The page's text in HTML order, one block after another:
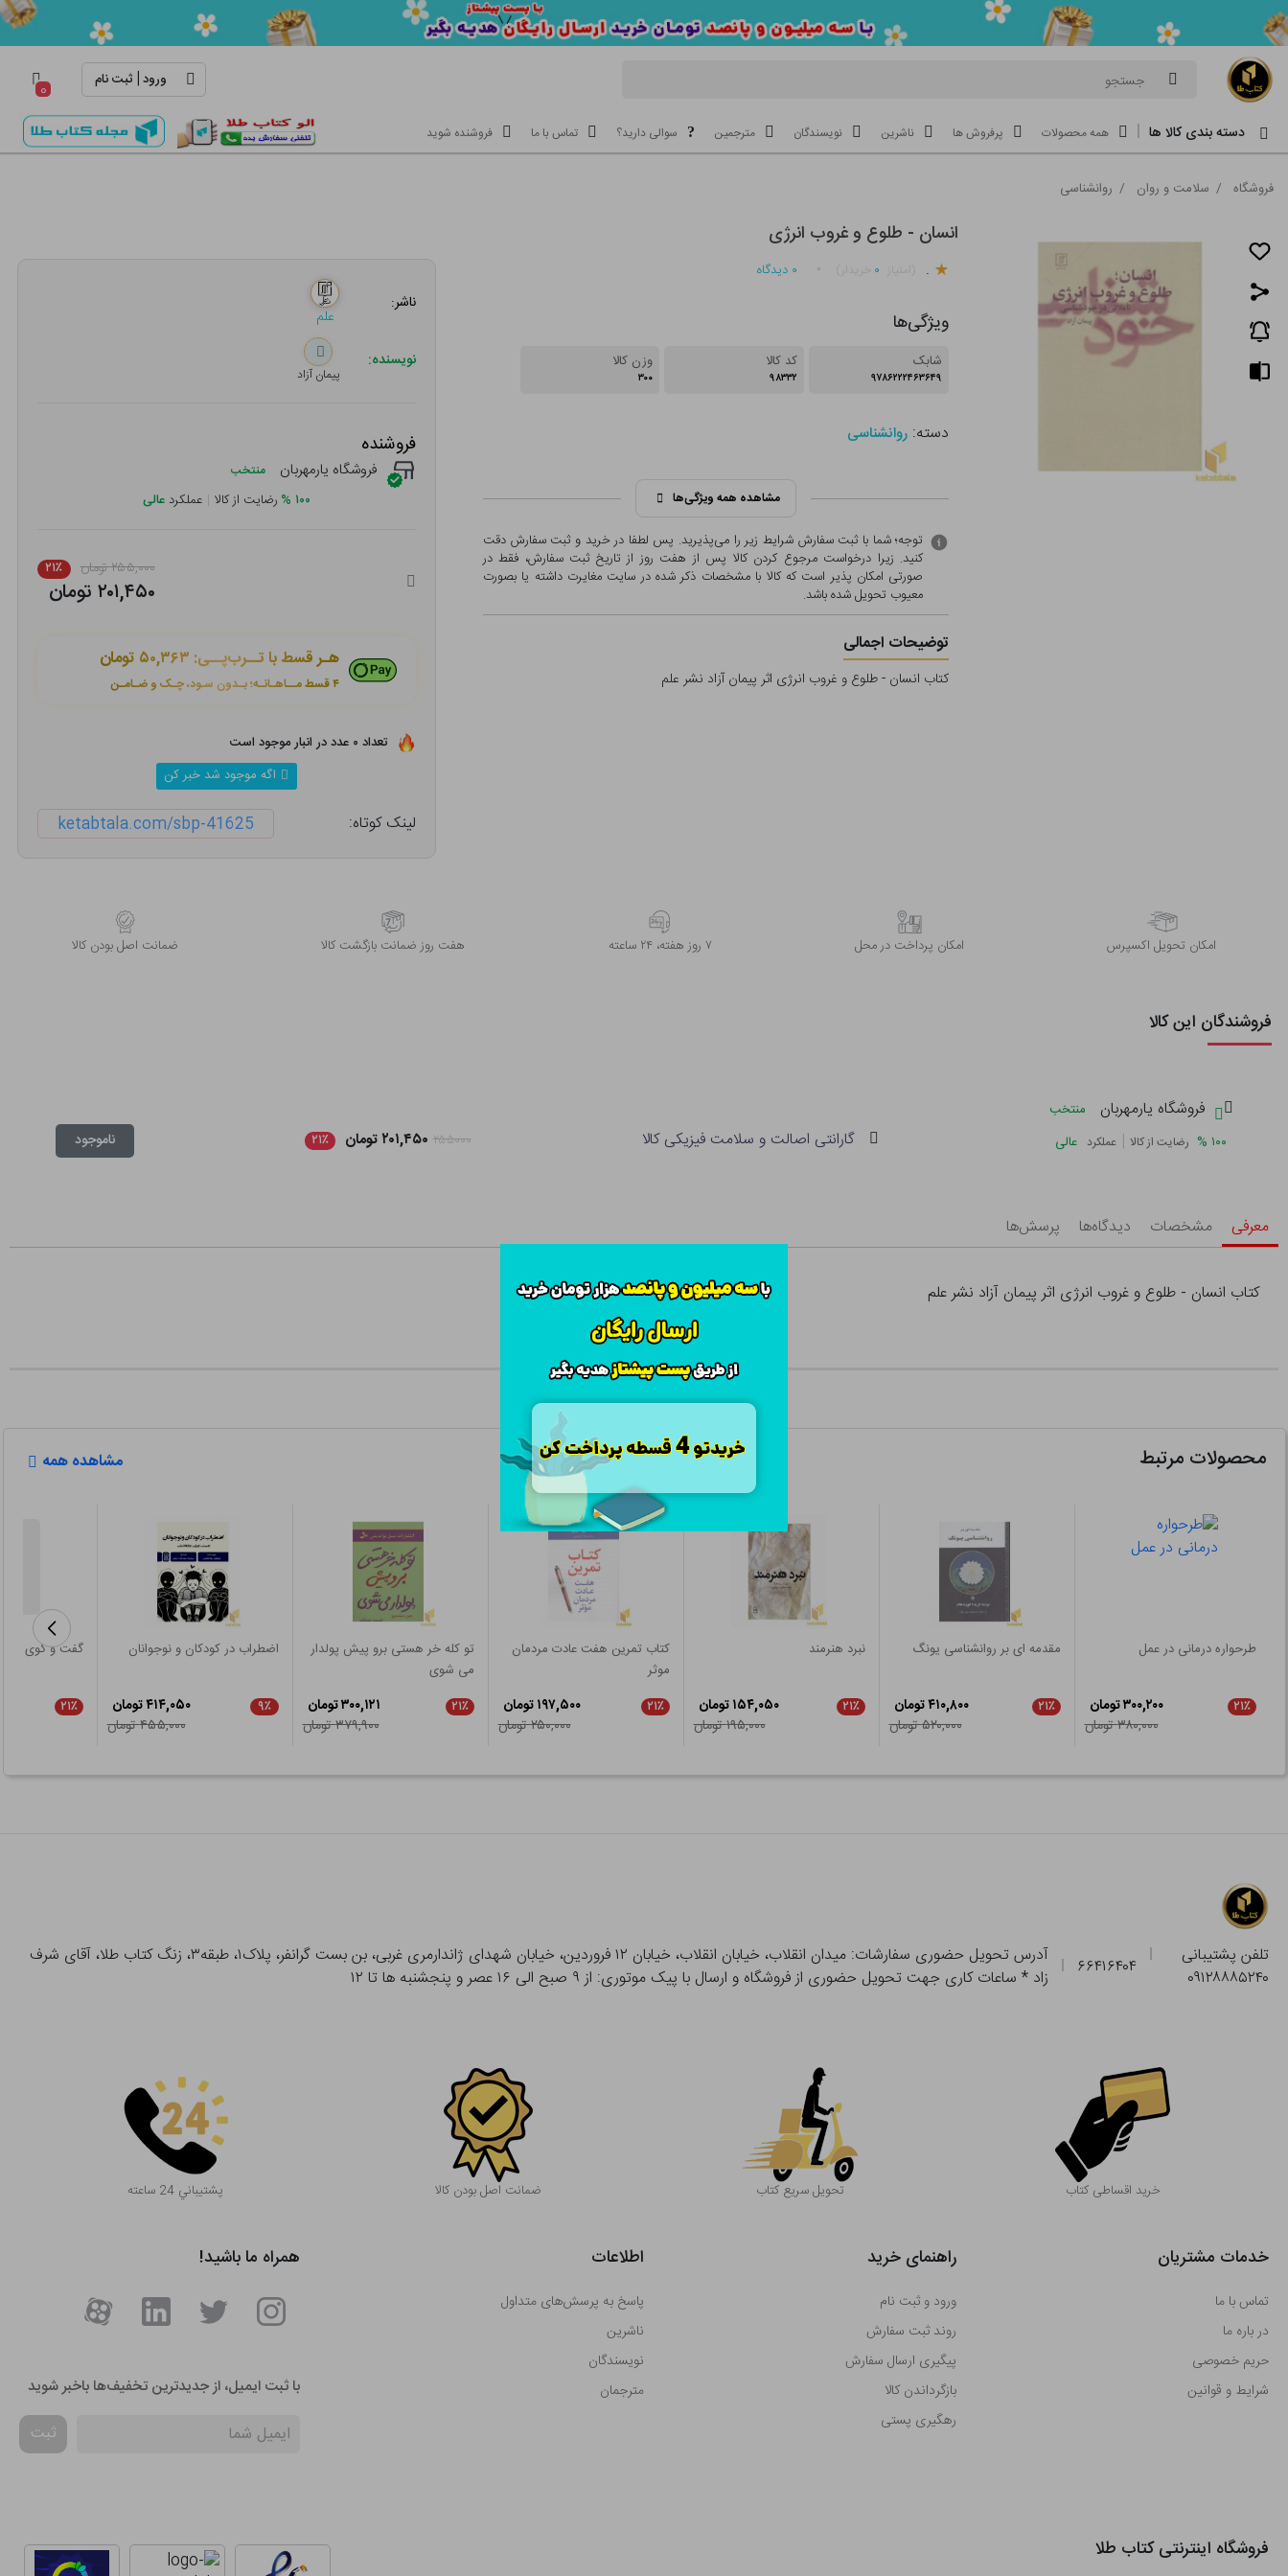
جستجو ورود| ثبت نام ۰
دسته بندی کالا ها همه محصولات پرفروش ها ناشرین نویسندگان مترجمین سوالی دارید؟ تماس با ما فروشنده شوید
فروشگاه / سلامت و روان / روانشناسی
انسان - طلوع و غروب انرژی
. ۰ ۰ دیدگاه
ویژگی‌ها
شابک
۹۷۸۶۲۲۲۴۶۳۶۴۹
کد کالا
۹۸۳۳۲
وزن کالا
۳۰۰
دسته: روانشناسی
مشاهده همه ویژگی‌ها
توجه؛ شما با ثبت سفارش شرایط زیر را می‌پذیرید. پس لطفا در خرید و ثبت سفارش دقت
کنید. زیرا درخواست مرجوع کردن کالا پس از هفت روز از تاریخ ثبت سفارش، فقط در
صورتی امکان پذیر است که کالا با مشخصات ذکر شده در سایت مغایرت داشته یا بصورت
معيوب تحویل شده باشد.
توضیحات اجمالی
کتاب انسان - طلوع و غروب انرژی اثر پیمان آزاد نشر علم
ناشر:
علم
نویسنده:
پیمان آزاد
فروشنده
فروشگاه یارمهربان منتخب
۱۰۰ % رضایت از کالا | عملکرد عالی
۲۵۵,۰۰۰ تومان ۲۱٪
۲۰۱,۴۵۰ تومان
هـر قسط با تــرب‌پــی: ۵۰,۳۶۳ تومان
۴ قسط مــاهـانـه؛ بـدون سـود، چـک و ضـامـن
تعداد ۰ عدد در انبار موجود است
اگه موجود شد خبر کن
لینک کوتاه: ketabtala.com/sbp-41625
اﻣﮑﺎن ﺗﺤﻮﯾﻞ اﮐﺴﭙﺮس امکان پرداخت در محل ۷ روز ﻫﻔﺘﻪ، ۲۴ ﺳﺎﻋﺘﻪ هفت روز ضمانت بازگشت کالا ﺿﻤﺎﻧﺖ اﺻﻞ ﺑﻮدن ﮐﺎﻟﺎ
فروشندگان این کالا
فروشگاه یارمهربان
منتخب
۱۰۰ % رضایت از کالا | عملکرد عالی گارانتی اصالت و سلامت فیزیکی کالا ۲۵۵۰۰۰ ۲۰۱,۴۵۰ تومان ۲۱٪ ناموجود
معرفی مشخصات دیدگاه‌ها پرسش‌ها
کتاب انسان - طلوع و غروب انرژی اثر پیمان آزاد نشر علم
محصولات مرتبط مشاهده همه
طرحواره درمانی در عمل
۲۱٪
۳۰۰,۲۰۰ تومان
۳۸۰,۰۰۰ تومان
مقدمه ای بر روانشناسی یونگ
۲۱٪
۴۱۰,۸۰۰ تومان
۵۲۰,۰۰۰ تومان
نبرد هنرمند
۲۱٪
۱۵۴,۰۵۰ تومان
۱۹۵,۰۰۰ تومان
کتاب تمرین هفت عادت مردمان
موثر
۲۱٪
۱۹۷,۵۰۰ تومان
۲۵۰,۰۰۰ تومان
تو کله خر هستی برو پیش پولدار
می شوی
۲۱٪
۳۰۰,۱۲۱ تومان
۳۷۹,۹۰۰ تومان
اضطراب در کودکان و نوجوانان
۹٪
۴۱۴,۰۵۰ تومان
۴۵۵,۰۰۰ تومان
گفت و گوی
۲۱٪
تلفن پشتیبانی
۰۹۱۲۸۸۸۵۲۴۰
۶۶۴۱۶۴۰۴
آدرس تحویل حضوری سفارشات: میدان انقلاب، خیابان انقلاب، خیابان ۱۲ فروردین، خیابان شهدای ژاندارمری غربی، بن بست گرانفر، پلاک۱، طبقه۳، زنگ کتاب طلا، آقای شرف
زاد * ساعات کاری جهت تحویل حضوری از فروشگاه و ارسال با پیک موتوری: از ۹ صبح الی ۱۶ عصر و پنجشنبه ها تا ۱۲
خرید اقساطی کتاب تحویل سریع کتاب
بصورت حضوری از آدرس تحویل حضوری سفارش خود را بدون هیچ هزینه ای تحویل بگیرید.
ضمانت اصل بودن کالا پشتيباني 24 ساعته
خدمات مشتریان
تماس با ما
در باره ما
حریم خصوصی
شرایط و قوانین
راهنمای خرید
ورود و ثبت نام
روند ثبت سفارش
پیگیری ارسال سفارش
بازگرداندن کالا
رهگیری پستی
اطلاعات
پاسخ به پرسش‌های متداول
ناشرین
نویسندگان
مترجمان
همراه ما باشید!
با ثبت ایمیل، از جدید‌ترین تخفیف‌ها با‌خبر شوید
ثبت
فروشگاه اینترنتی کتاب طلا